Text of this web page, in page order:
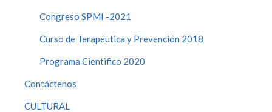
Congreso SPMI -2021
Curso de Terapéutica y Prevención 2018
Programa Cientifico 2020
Contáctenos
CULTURAL